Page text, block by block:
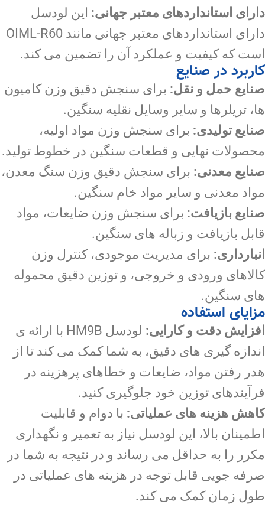
دارای استانداردهای معتبر جهانی: این لودسل
دارای استانداردهای معتبر جهانی مانند OIML-R60
است که کیفیت و عملکرد آن را تضمین می کند.
کاربرد در صنایع
صنایع حمل و نقل: برای سنجش دقیق وزن کامیون
ها، تریلرها و سایر وسایل نقلیه سنگین.
صنایع تولیدی: برای سنجش وزن مواد اولیه،
محصولات نهایی و قطعات سنگین در خطوط تولید.
صنایع معدنی: برای سنجش دقیق وزن سنگ معدن،
مواد معدنی و سایر مواد خام سنگین.
صنایع بازیافت: برای سنجش وزن ضایعات، مواد
قابل بازیافت و زباله های سنگین.
انبارداری: برای مدیریت موجودی، کنترل وزن
کالاهای ورودی و خروجی، و توزین دقیق محموله
های سنگین.
مزایای استفاده
افزایش دقت و کارایی:
لودسل HM9B با ارائه ی
اندازه گیری های دقیق، به شما کمک می کند تا از
هدر رفتن مواد، ضایعات و خطاهای پرهزینه در
فرآیندهای توزین خود جلوگیری کنید.
کاهش هزینه های عملیاتی: با دوام و قابلیت
اطمینان بالا، این لودسل نیاز به تعمیر و نگهداری
مکرر را به حداقل می رساند و در نتیجه به شما در
صرفه جویی قابل توجه در هزینه های عملیاتی در
طول زمان کمک می کند.